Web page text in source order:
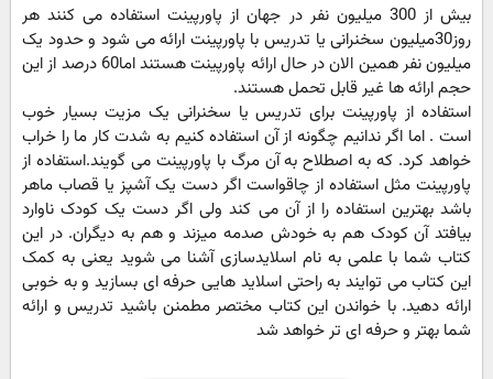
بیش از 300 میلیون نفر در جهان از پاورپینت استفاده می کنند هر
روز30میلیون سخنرانی یا تدریس با پاورپینت ارائه می شود و حدود یک
میلیون نفر همین الان در حال ارائه پاورپینت هستند اما60 درصد از این
حجم ارائه ها غیر قابل تحمل هستند.
استفاده از پاورپینت برای تدریس یا سخنرانی یک مزیت بسیار خوب
است . اما اگر ندانیم چگونه از آن استفاده کنیم به شدت کار ما را خراب
خواهد کرد. که به اصطلاح به آن مرگ با پاورپینت می گویند.استفاده از
پاورپینت مثل استفاده از چاقواست اگر دست یک آشپز یا قصاب ماهر
باشد بهترین استفاده را از آن می کند ولی اگر دست یک کودک ناوارد
بیافتد آن کودک هم به خودش صدمه میزند و هم به دیگران. در این
کتاب شما با علمی به نام اسلایدسازی آشنا می شوید یعنی به کمک
این کتاب می توایند به راحتی اسلاید هایی حرفه ای بسازید و به خوبی
ارائه دهید. با خواندن این کتاب مختصر مطمنن باشید تدریس و ارائه
شما بهتر و حرفه ای تر خواهد شد